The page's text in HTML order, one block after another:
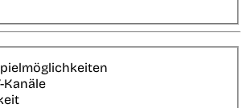
Kanäle